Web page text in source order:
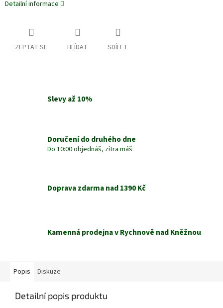
Detailní informace
ZEPTAT SE HLÍDAT SDÍLET
Slevy až 10%
Doručení do druhého dne
Do 10:00 objednáš, zítra máš
Doprava zdarma nad 1390 Kč
Kamenná prodejna v Rychnově nad Kněžnou
Popis Diskuze
Detailní popis produktu